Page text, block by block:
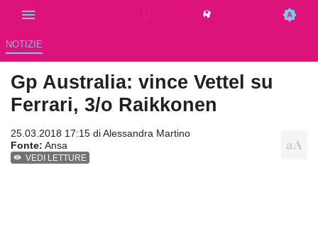
NOTIZIE
Gp Australia: vince Vettel su
Ferrari, 3/o Raikkonen
25.03.2018 17:15 diAlessandra Martino
Fonte: Ansa
VEDI LETTURE